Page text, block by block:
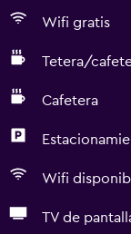
Wifi gratis
Tetera/
Cafetera
Wifi
TV de